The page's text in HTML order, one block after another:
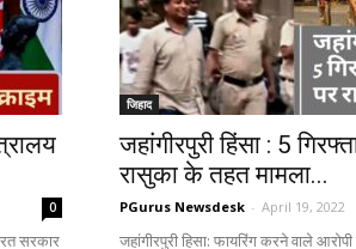
0
सरकार
जिहाद
जहांगीरपुरी हिंसा : 5
रासुका के तहत मामला...
PGurus Newsdesk - April 19, 2022
जहांगीरपुरी हिसा: फायरिंग करने वाले